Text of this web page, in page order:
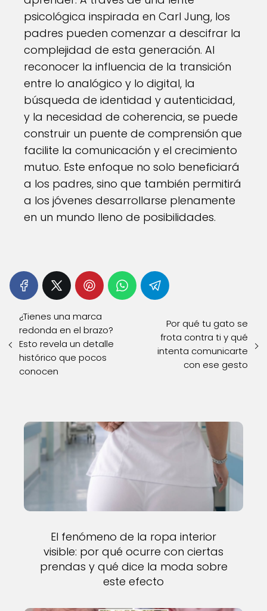
psicológica inspirada en Carl Jung, los
padres pueden comenzar a descifrar la
complejidad de esta generación. Al
reconocer la influencia de la transición
entre lo analógico y lo digital, la
búsqueda de identidad y autenticidad,
y la necesidad de coherencia, se puede
construir un puente de comprensión que
facilite la comunicación y el crecimiento
mutuo. Este enfoque no solo beneficiará
a los padres, sino que también permitirá
a los jóvenes desarrollarse plenamente
en un mundo lleno de posibilidades.
¿Tienes una marca
redonda en el brazo?
Esto revela un detalle
histórico que pocos
conocen
Por qué tu gato se
frota contra ti y qué
intenta comunicarte
con ese gesto
El fenómeno de la ropa interior
visible: por qué ocurre con ciertas
prendas y qué dice la moda sobre
este efecto